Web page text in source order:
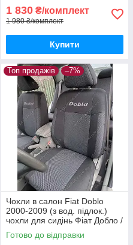
1 830 ₴/комплект
1 980 ₴/комплект
Купити
Топ продажів –7%
Чохли в салон Fiat Doblo
2000-2009 (з вод. підлок.)
чохли для сидінь Фіат Добло /
Чохли в салон Фіат Добло /
авто чохли Fiat Doblo
Готово до відправки